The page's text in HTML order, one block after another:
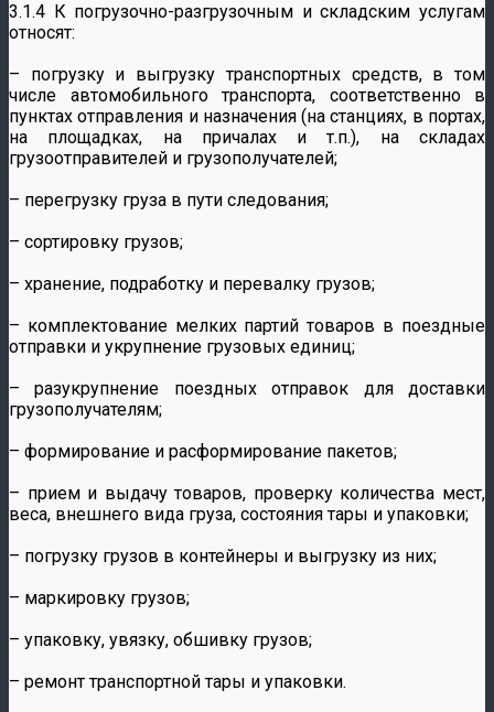
3.1.4 К погрузочно-разгрузочным и складским услугам
относят:
– погрузку и выгрузку транспортных средств, в том
числе автомобильного транспорта, соответственно в
пунктах отправления и назначения (на станциях, в портах,
на площадках, на причалах и т.п.), на складах
грузоотправителей и грузополучателей;
– перегрузку груза в пути следования;
– сортировку грузов;
– хранение, подработку и перевалку грузов;
– комплектование мелких партий товаров в поездные
отправки и укрупнение грузовых единиц;
– разукрупнение поездных отправок для доставки
грузополучателям;
– формирование и расформирование пакетов;
– прием и выдачу товаров, проверку количества мест,
веса, внешнего вида груза, состояния тары и упаковки;
– погрузку грузов в контейнеры и выгрузку из них;
– маркировку грузов;
– упаковку, увязку, обшивку грузов;
– ремонт транспортной тары и упаковки.